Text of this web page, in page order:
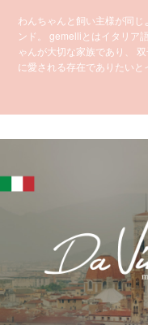
わんちゃんと飼い主様が同じ
ンド。
gemelliとはイタリア
ゃんが大切な家族であり、
に愛される存在でありたいと